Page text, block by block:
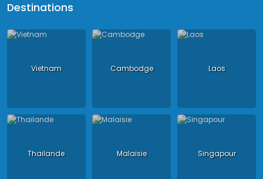
Destinations
Vietnam Cambodge Laos
Thailande Malaisie Singapour